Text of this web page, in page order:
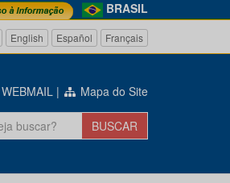
BRASIL
English Español Français
WEBMAIL | Mapa do Site